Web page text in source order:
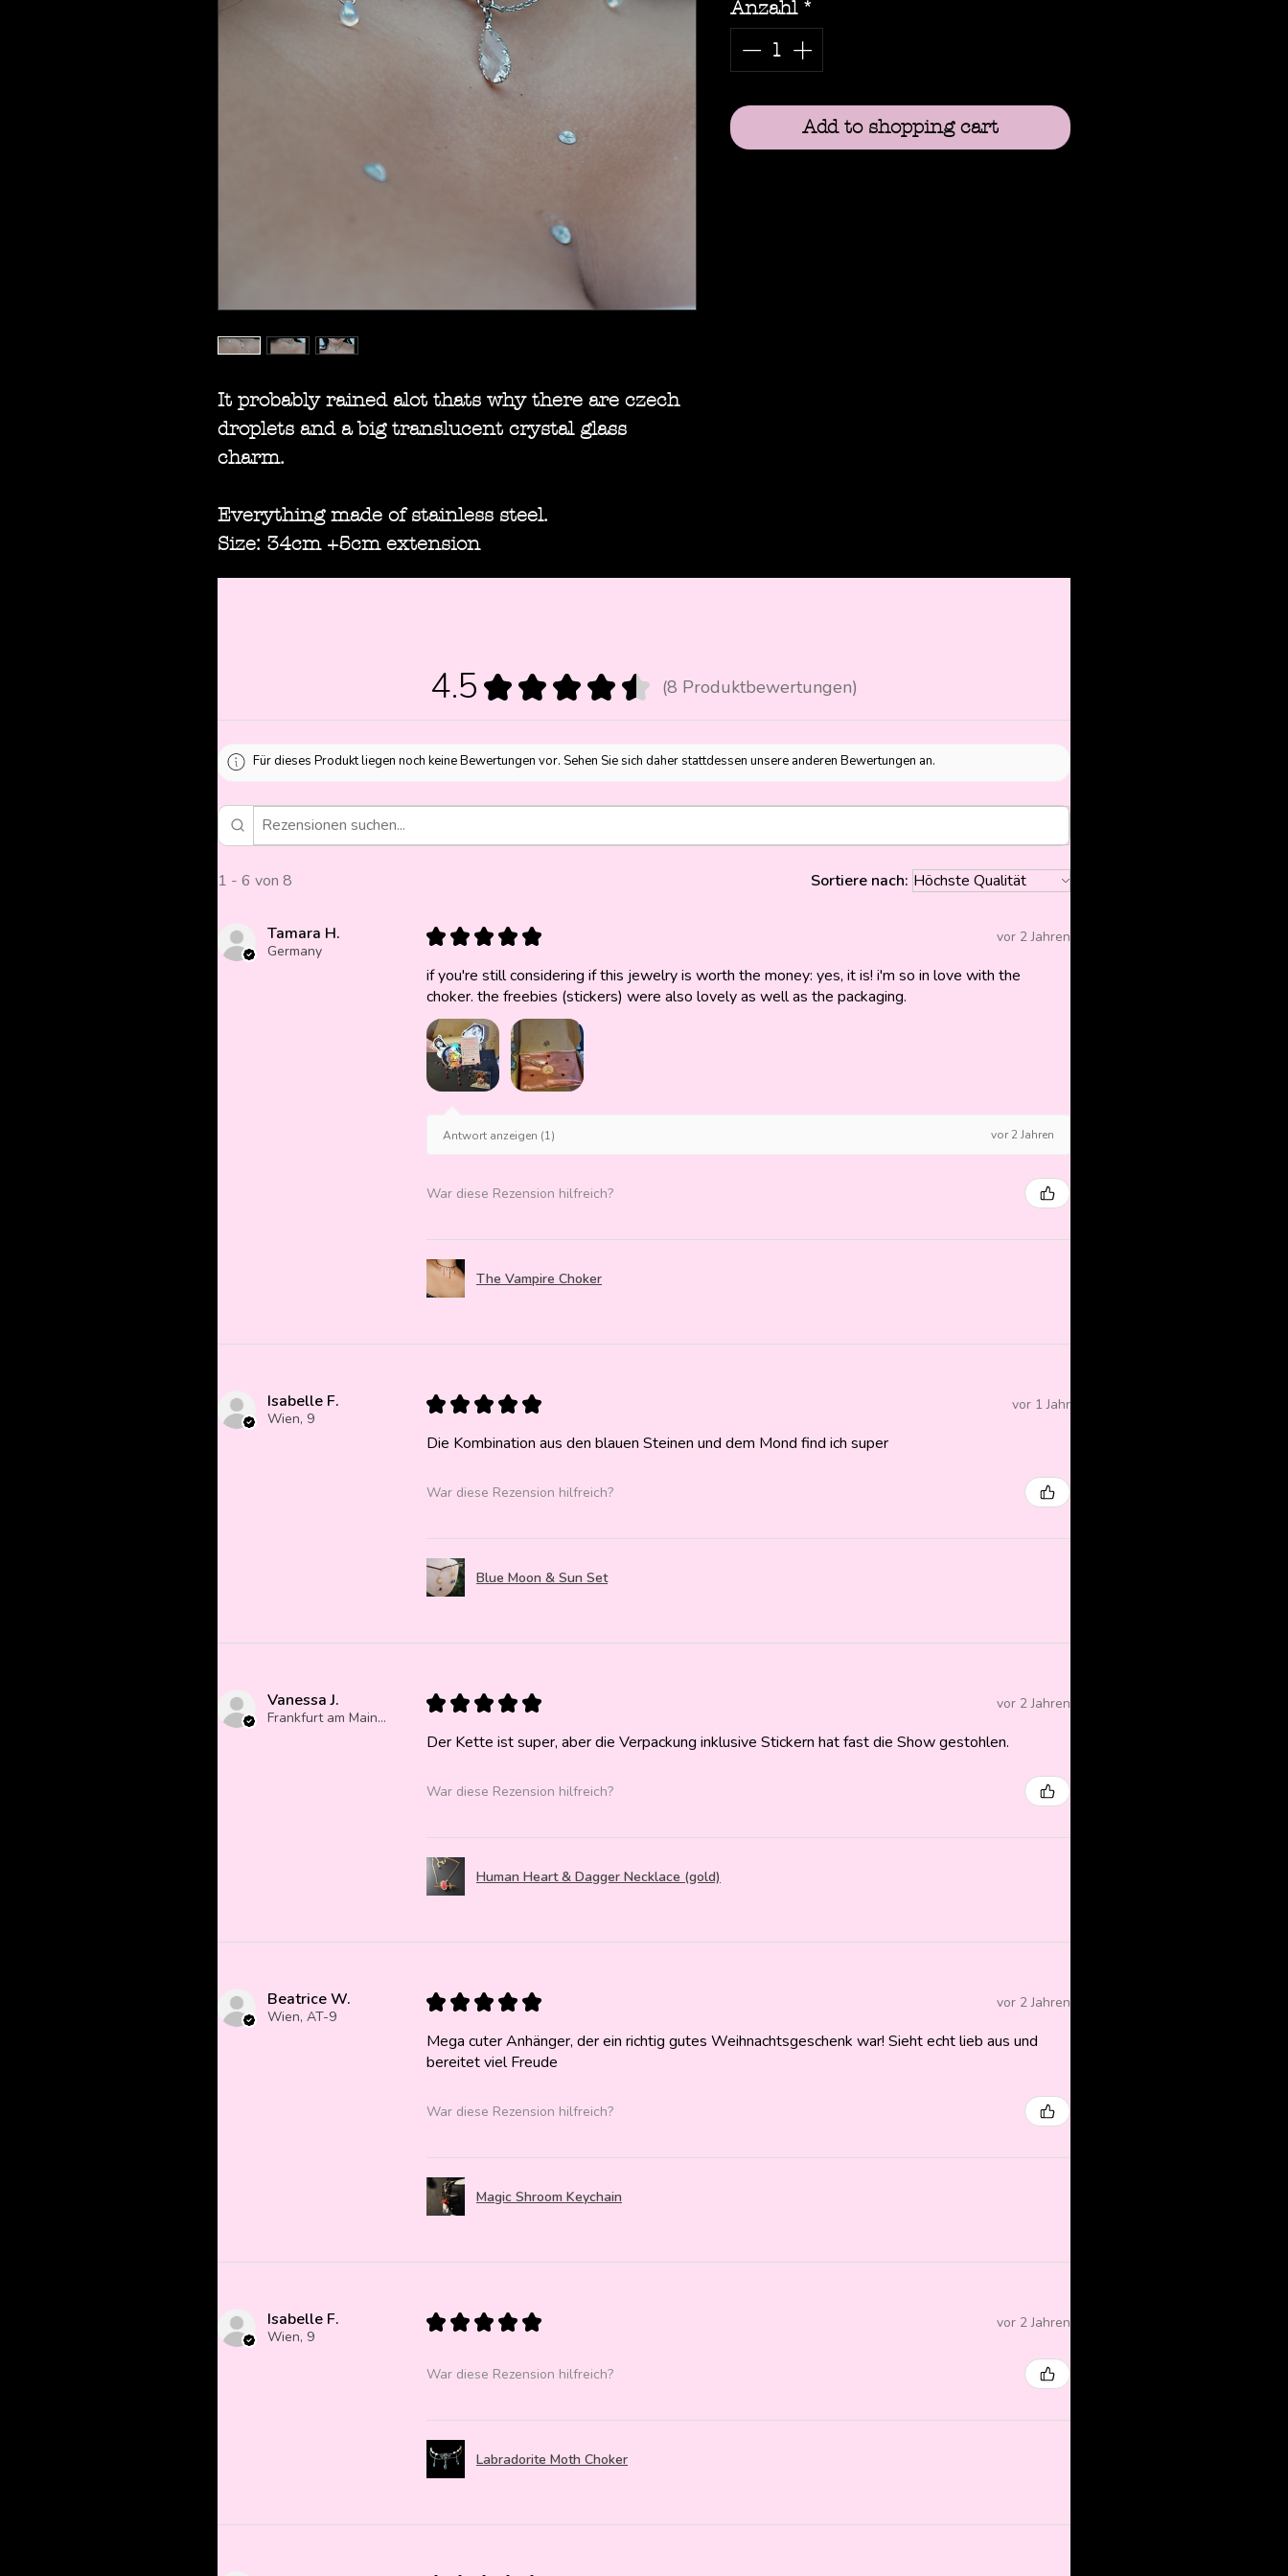
It probably rained alot thats why there are czech
droplets and a big translucent crystal glass
charm.
Everything made of stainless steel.
Size: 34cm +5cm extension
Anzahl *
Add to shopping cart
4.5 ★ ★ ★ ★ ★ 8 Produktbewertungen
8
Für dieses Produkt liegen noch keine Bewertungen vor. Sehen Sie sich daher stattdessen unsere anderen Bewertungen an.
1 - 6 von 8 Sortiere nach:
Tamara H.
Germany
★ ★ ★ ★ ★ vor 2 Jahren
if you're still considering if this jewelry is worth the money: yes, it is! i'm so in love with the
choker. the freebies (stickers) were also lovely as well as the packaging.
Antwort anzeigen (1) vor 2 Jahren
War diese Rezension hilfreich?
The Vampire Choker
Isabelle F.
Wien, 9
★ ★ ★ ★ ★ vor 1 Jahr
Die Kombination aus den blauen Steinen und dem Mond find ich super
War diese Rezension hilfreich?
Blue Moon & Sun Set
Vanessa J.
Frankfurt am Main, Germany
★ ★ ★ ★ ★ vor 2 Jahren
Der Kette ist super, aber die Verpackung inklusive Stickern hat fast die Show gestohlen.
War diese Rezension hilfreich?
Human Heart & Dagger Necklace (gold)
Beatrice W.
Wien, AT-9
★ ★ ★ ★ ★ vor 2 Jahren
Mega cuter Anhänger, der ein richtig gutes Weihnachtsgeschenk war! Sieht echt lieb aus und
bereitet viel Freude
War diese Rezension hilfreich?
Magic Shroom Keychain
Isabelle F.
Wien, 9
★ ★ ★ ★ ★ vor 2 Jahren
War diese Rezension hilfreich?
Labradorite Moth Choker